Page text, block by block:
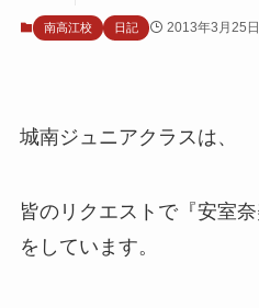
南高江校 日記 2013年3月25日
城南ジュニアクラスは、
皆のリクエストで『安室
をしています。